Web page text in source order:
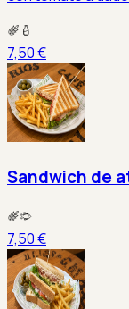
7,50 €
Sandwich de
7,50 €